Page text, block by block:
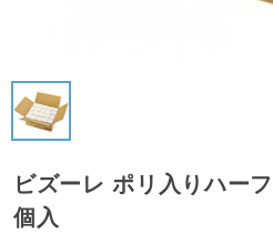
ビズーレ ポリ入りハーフティッシュ50組 100
個入